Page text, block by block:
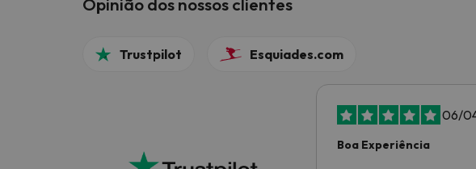
Opinião dos nossos clientes
Trustpilot Esquiades.com
06/
Boa Experiência